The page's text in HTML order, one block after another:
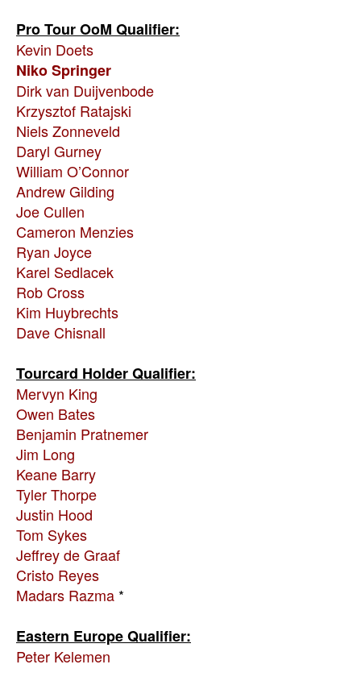
Pro Tour OoM Qualifier:
Kevin Doets
Niko Springer
Dirk van Duijvenbode
Krzysztof Ratajski
Niels Zonneveld
Daryl Gurney
William O’Connor
Andrew Gilding
Joe Cullen
Cameron Menzies
Ryan Joyce
Karel Sedlacek
Rob Cross
Kim Huybrechts
Dave Chisnall
Tourcard Holder Qualifier:
Mervyn King
Owen Bates
Benjamin Pratnemer
Jim Long
Keane Barry
Tyler Thorpe
Justin Hood
Tom Sykes
Jeffrey de Graaf
Cristo Reyes
Madars Razma *
Eastern Europe Qualifier:
Peter Kelemen